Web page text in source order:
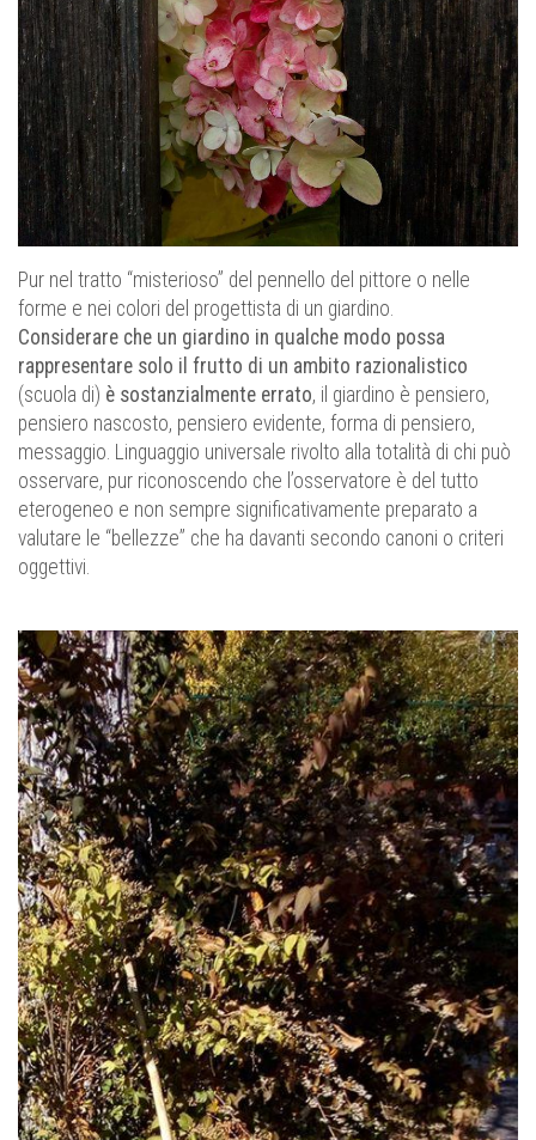
Pur nel tratto “misterioso” del pennello del pittore o nelle
forme e nei colori del progettista di un giardino.
Considerare che un giardino in qualche modo possa
rappresentare solo il frutto di un ambito razionalistico
(scuola di) è sostanzialmente errato, il giardino è pensiero,
pensiero nascosto, pensiero evidente, forma di pensiero,
messaggio. Linguaggio universale rivolto alla totalità di chi può
osservare, pur riconoscendo che l’osservatore è del tutto
eterogeneo e non sempre significativamente preparato a
valutare le “bellezze” che ha davanti secondo canoni o criteri
oggettivi.